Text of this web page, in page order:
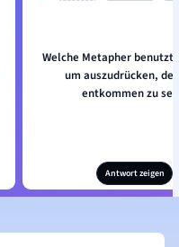
Welche Metapher benutzt
um auszudrücken,
entkommen zu
Antwort zeigen